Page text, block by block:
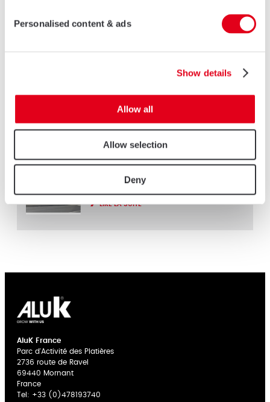
Personalised content & ads
Show details
Allow all
Allow selection
Deny
13 MAI 2025
AluK Outdoor, la nouvelle offre
03 AVR. 2025
Un nouveau chapitre pour AluK
LIRE LA SUITE
AluK France
Parc d'Activité des Platières
2736 route de Ravel
69440 Mornant
France
Tel: +33 (0)478193740